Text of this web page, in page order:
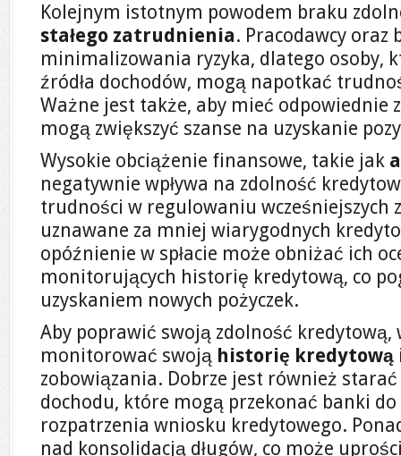
Kolejnym istotnym powodem braku
stałego zatrudnienia. Pracodawcy oraz
minimalizowania ryzyka, dlatego osoby,
źródła dochodów, mogą napotkać
Ważne jest także, aby mieć odpowiednie
mogą zwiększyć szanse na uzyskanie
Wysokie obciążenie finansowe, takie jak
negatywnie wpływa na zdolność
trudności w regulowaniu wcześniejszych
uznawane za mniej wiarygodnych
opóźnienie w spłacie może obniżać ich
monitorujących historię kredytową, co
uzyskaniem nowych pożyczek.
Aby poprawić swoją zdolność
monitorować swoją historię kredytową
zobowiązania. Dobrze jest również
dochodu, które mogą przekonać banki
rozpatrzenia wniosku kredytowego.
nad konsolidacją długów, co może